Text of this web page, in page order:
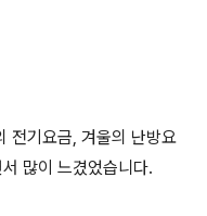
전기요금, 겨울의 난방요
많이 느겼었습니다.